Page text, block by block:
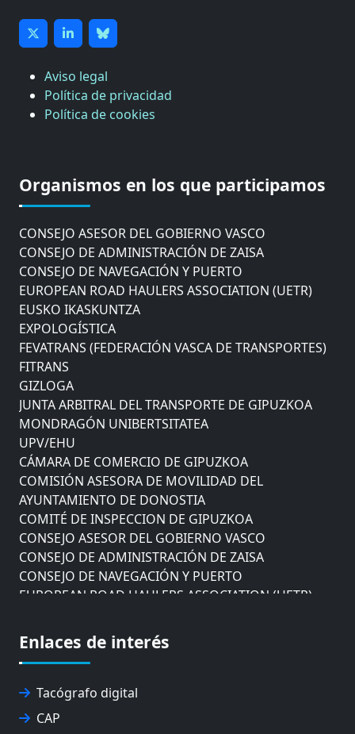
Aviso legal
Política de privacidad
Política de cookies
Organismos en los que participamos
AYUNTAMIENTO DE DONOSTIA
COMITÉ DE INSPECCION DE GIPUZKOA
CONSEJO ASESOR DEL GOBIERNO VASCO
CONSEJO DE ADMINISTRACIÓN DE ZAISA
CONSEJO DE NAVEGACIÓN Y PUERTO
EUROPEAN ROAD HAULERS ASSOCIATION (UETR)
EUSKO IKASKUNTZA
EXPOLOGÍSTICA
FEVATRANS (FEDERACIÓN VASCA DE TRANSPORTES)
FITRANS
GIZLOGA
JUNTA ARBITRAL DEL TRANSPORTE DE GIPUZKOA
MONDRAGÓN UNIBERTSITATEA
UPV/EHU
CÁMARA DE COMERCIO DE GIPUZKOA
COMISIÓN ASESORA DE MOVILIDAD DEL
AYUNTAMIENTO DE DONOSTIA
COMITÉ DE INSPECCION DE GIPUZKOA
CONSEJO ASESOR DEL GOBIERNO VASCO
CONSEJO DE ADMINISTRACIÓN DE ZAISA
CONSEJO DE NAVEGACIÓN Y PUERTO
EUROPEAN ROAD HAULERS ASSOCIATION (UETR)
FEVATRANS (FEDERACIÓN VASCA DE TRANSPORTES)
FITRANS
GIZLOGA
JUNTA ARBITRAL DEL TRANSPORTE DE GIPUZKOA
MONDRAGÓN UNIBERTSITATEA
Enlaces de interés
Tacógrafo digital
CAP